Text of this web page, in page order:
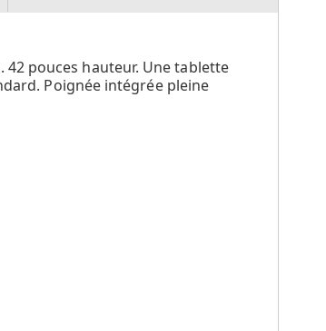
pouces hauteur. Une tablette
Poignée intégrée pleine